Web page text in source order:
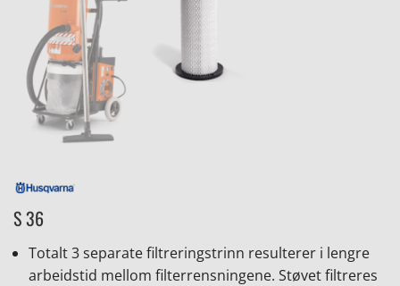
S 36
Totalt 3 separate filtreringstrinn resulterer i lengre
arbeidstid mellom filterrensningene. Støvet filtreres